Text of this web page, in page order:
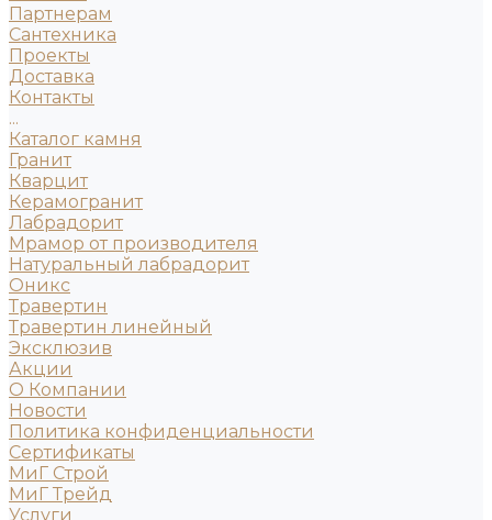
Партнерам
Сантехника
Проекты
Доставка
Контакты
...
Каталог камня
Гранит
Кварцит
Керамогранит
Лабрадорит
Мрамор от производителя
Натуральный лабрадорит
Оникс
Травертин
Травертин линейный
Эксклюзив
Акции
О Компании
Новости
Политика конфиденциальности
Сертификаты
МиГ Строй
МиГ Трейд
Услуги